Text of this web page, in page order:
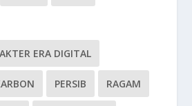
ERA DIGITAL
PERSIB RAGAM